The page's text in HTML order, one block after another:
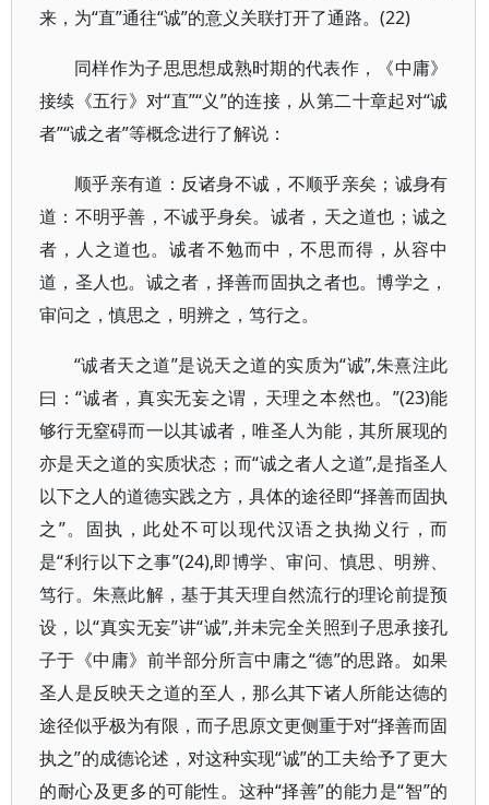
来，为“直”通往“诚”的意义关联打开了通路。(22)
同样作为子思思想成熟时期的代表作，《中庸》
接续《五行》对“直”“义”的连接，从第二十章起对“诚
者”“诚之者”等概念进行了解说：
顺乎亲有道：反诸身不诚，不顺乎亲矣；诚身有
道：不明乎善，不诚乎身矣。诚者，天之道也；诚之
者，人之道也。诚者不勉而中，不思而得，从容中
道，圣人也。诚之者，择善而固执之者也。博学之，
审问之，慎思之，明辨之，笃行之。
“诚者天之道”是说天之道的实质为“诚”,朱熹注此
曰：“诚者，真实无妄之谓，天理之本然也。”(23)能
够行无窒碍而一以其诚者，唯圣人为能，其所展现的
亦是天之道的实质状态；而“诚之者人之道”,是指圣人
以下之人的道德实践之方，具体的途径即“择善而固执
之”。固执，此处不可以现代汉语之执拗义行，而
是“利行以下之事”(24),即博学、审问、慎思、明辨、
笃行。朱熹此解，基于其天理自然流行的理论前提预
设，以“真实无妄”讲“诚”,并未完全关照到子思承接孔
子于《中庸》前半部分所言中庸之“德”的思路。如果
圣人是反映天之道的至人，那么其下诸人所能达德的
途径似乎极为有限，而子思原文更侧重于对“择善而固
执之”的成德论述，对这种实现“诚”的工夫给予了更大
的耐心及更多的可能性。这种“择善”的能力是“智”的